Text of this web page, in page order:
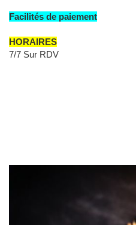
Facilités de paiement
HORAIRES
7/7 Sur RDV